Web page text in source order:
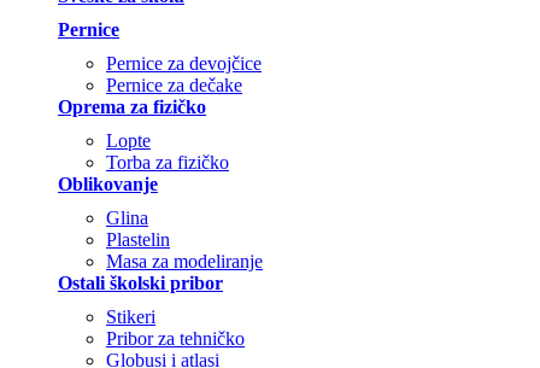
Pernice
Pernice za devojčice
Pernice za dečake
Oprema za fizičko
Lopte
Torba za fizičko
Oblikovanje
Glina
Plastelin
Masa za modeliranje
Ostali školski pribor
Stikeri
Pribor za tehničko
Globusi i atlasi